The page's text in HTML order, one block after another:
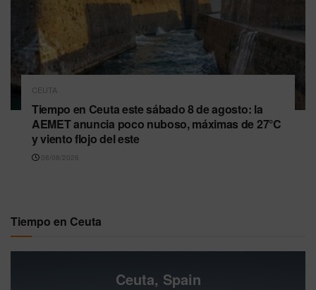
CEUTA
Tiempo en Ceuta este sábado 8 de agosto: la
AEMET anuncia poco nuboso, máximas de 27°C
y viento flojo del este
08/08/2026
Tiempo en Ceuta
Ceuta, Spain